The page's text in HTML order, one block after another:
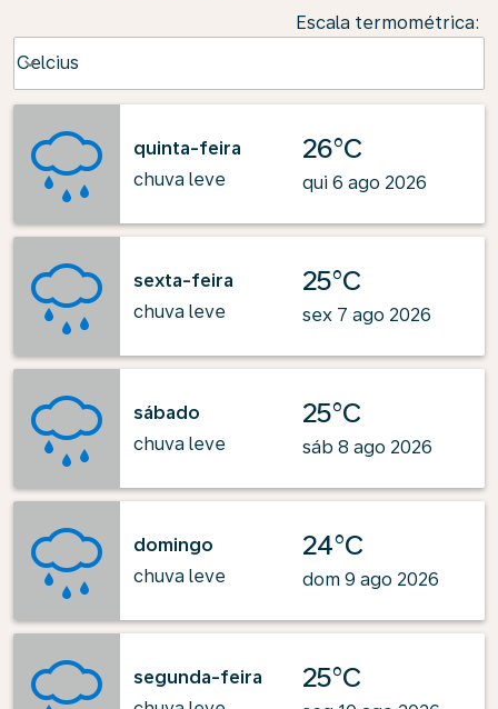
Escala termométrica:
Celcius
keyboard_arrow_down
quinta-feira
chuva leve
26°C
qui 6 ago 2026
sexta-feira
chuva leve
25°C
sex 7 ago 2026
sábado
chuva leve
25°C
sáb 8 ago 2026
domingo
chuva leve
24°C
dom 9 ago 2026
segunda-feira
25°C